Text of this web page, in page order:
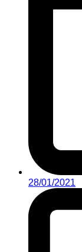
28/01/2021